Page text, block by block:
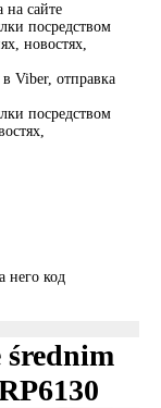
на сайте
посредством
новостях,
Viber, отправка
посредством
него код